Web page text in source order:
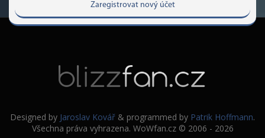
Zaregistrovat nový účet
Designed by Jaroslav Kovář & programmed by Patrik Hoffmann.
Všechna práva vyhrazena. WoWfan.cz © 2006 - 2026